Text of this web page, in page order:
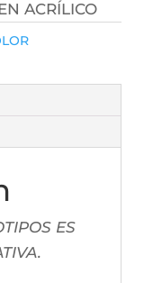
ACRÍLICO
ES